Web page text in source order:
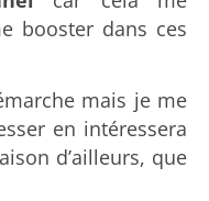
booster dans ces
mais je me
en intéressera
d’ailleurs, que